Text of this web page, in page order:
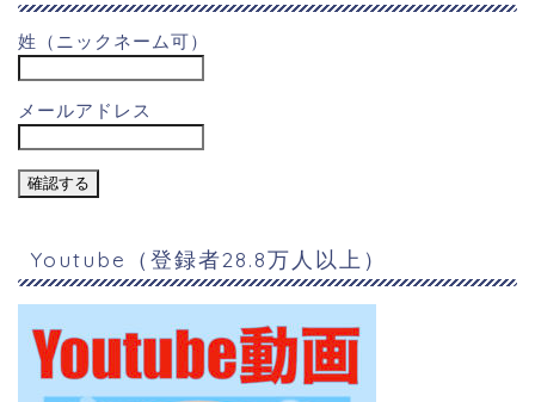
姓（ニックネーム可）
メールアドレス
Youtube（登録者28.8万人以上）